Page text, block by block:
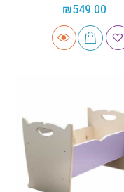
₪549.00